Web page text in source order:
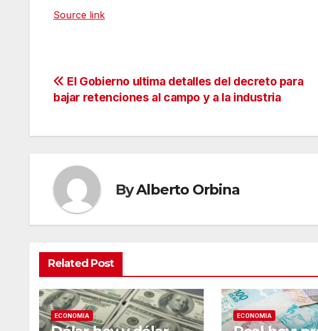
Source link
Navegación
de
entradas
El Gobierno ultima detalles del decreto para
bajar retenciones al campo y a la industria
ByAlberto Orbina
Related Post
ECONOMIA ECONOMIA